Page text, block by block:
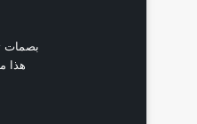
بصمات
هذا